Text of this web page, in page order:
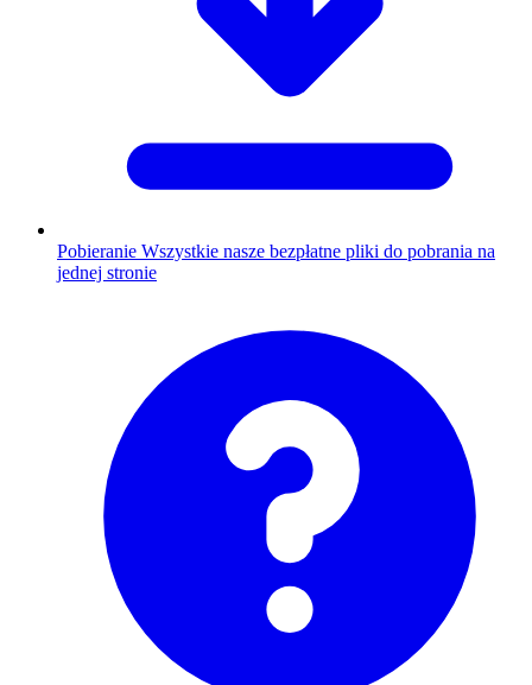
Pobieranie Wszystkie nasze bezpłatne pliki do pobrania na
jednej stronie